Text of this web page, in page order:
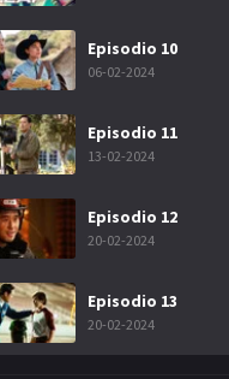
Episodio 10
06-02-2024
Episodio 11
13-02-2024
Episodio 12
20-02-2024
Episodio 13
20-02-2024